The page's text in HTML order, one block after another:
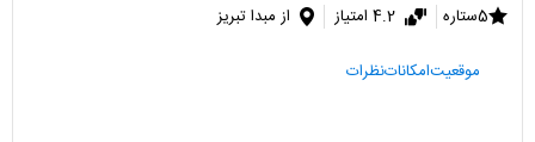
5ستاره 4.2 امتیاز از مبدا تبریز
موقعیتامکاناتنظرات